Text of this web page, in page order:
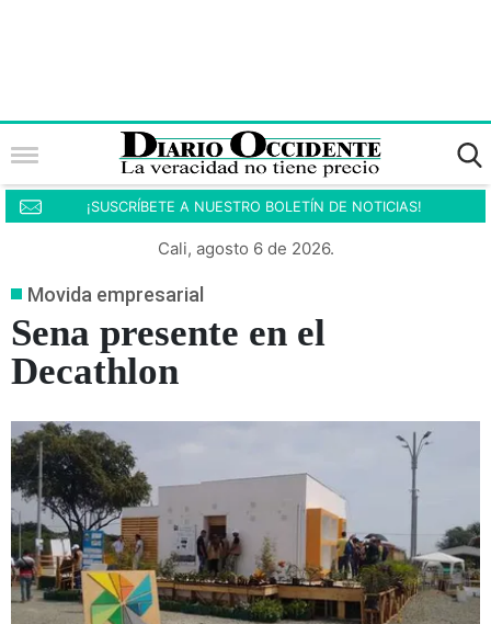
¡SUSCRÍBETE A NUESTRO BOLETÍN DE NOTICIAS!
Cali, agosto 6 de 2026.
Movida empresarial
Sena presente en el
Decathlon